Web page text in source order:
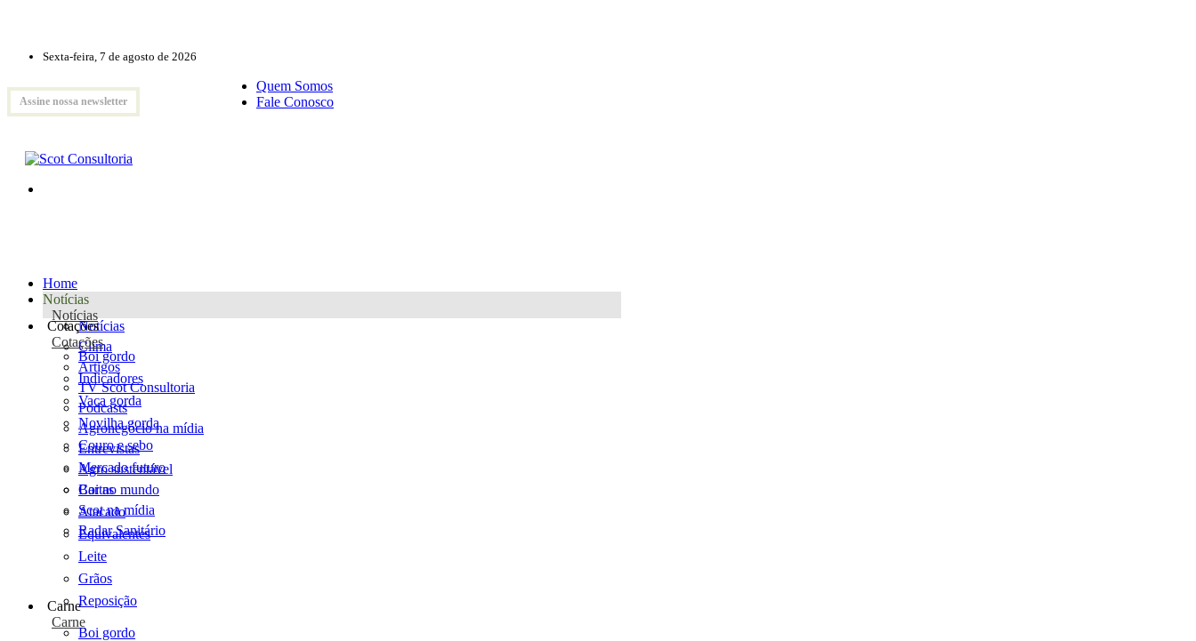
Sexta-feira, 7 de agosto de 2026
Assine nossa newsletter
Quem Somos
Fale Conosco
Home
Notícias
Notícias
Notícias
Clima
Artigos
TV Scot Consultoria
Podcasts
Agronegócio na mídia
Entrevistas
Agro sustentável
Cartas
Scot na mídia
Radar Sanitário
Cotações
Cotações
Boi gordo
Indicadores
Vaca gorda
Novilha gorda
Couro e sebo
Mercado futuro
Boi no mundo
Atacado
Equivalentes
Leite
Grãos
Reposição
Carne
Carne
Boi gordo